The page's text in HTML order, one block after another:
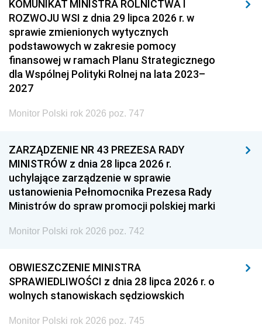
KOMUNIKAT MINISTRA ROLNICTWA I
ROZWOJU WSI z dnia 29 lipca 2026 r. w
sprawie zmienionych wytycznych
podstawowych w zakresie pomocy
finansowej w ramach Planu Strategicznego
dla Wspólnej Polityki Rolnej na lata 2023–
2027
Monitor Polski rok 2026 poz. 747
ZARZĄDZENIE NR 43 PREZESA RADY
MINISTRÓW z dnia 28 lipca 2026 r.
uchylające zarządzenie w sprawie
ustanowienia Pełnomocnika Prezesa Rady
Ministrów do spraw promocji polskiej marki
Monitor Polski rok 2026 poz. 742
OBWIESZCZENIE MINISTRA
SPRAWIEDLIWOŚCI z dnia 28 lipca 2026 r. o
wolnych stanowiskach sędziowskich
Monitor Polski rok 2026 poz. 745